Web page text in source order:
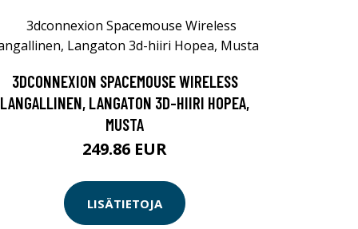
3DCONNEXION SPACEMOUSE WIRELESS
LANGALLINEN, LANGATON 3D-HIIRI HOPEA,
MUSTA
249.86 EUR
LISÄTIETOJA